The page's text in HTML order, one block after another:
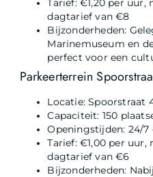
Tarief: €1,20 per
dagtarief van €8
Bijzonderheden:
Marinemuseum en
perfect voor een
Parkeerterrein
Locatie: Spoorstraat
Capaciteit: 150
Openingstijden: 24/7
Tarief: €1,00 per
dagtarief van €6
Bijzonderheden: